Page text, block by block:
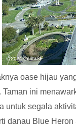
oase hijau
Taman ini
untuk segala
danau Blue